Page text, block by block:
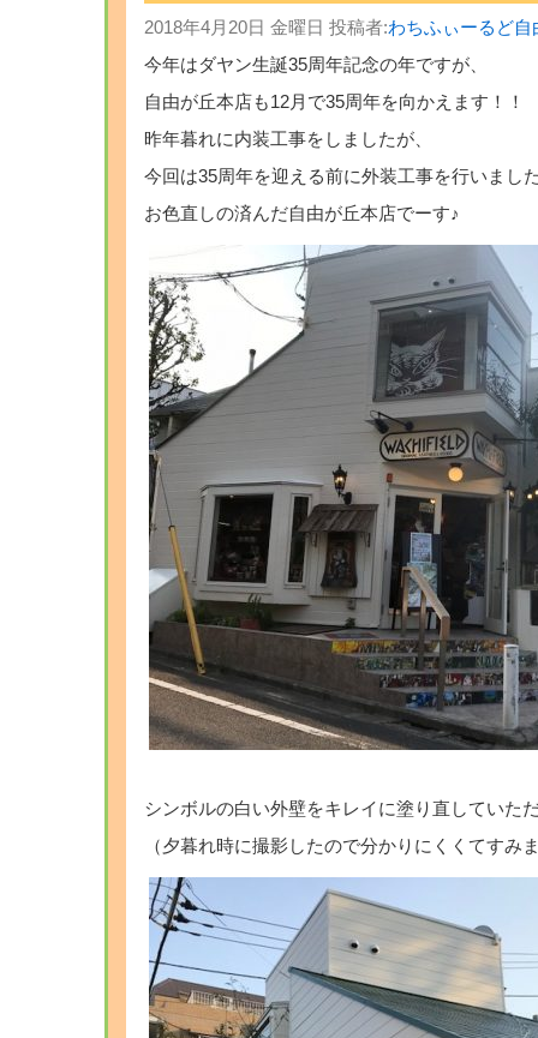
2018年4月20日 金曜日 投稿者:わちふぃーるど自
今年はダヤン生誕35周年記念の年ですが、
自由が丘本店も12月で35周年を向かえます！！
昨年暮れに内装工事をしましたが、
今回は35周年を迎える前に外装工事を行いまし
お色直しの済んだ自由が丘本店でーす♪
シンボルの白い外壁をキレイに塗り直していた
（夕暮れ時に撮影したので分かりにくくてすみ